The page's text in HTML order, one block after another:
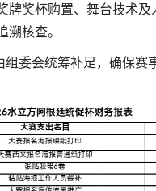
牌奖杯购置、舞台技术及
溯核查。
委会统筹补足，确保赛